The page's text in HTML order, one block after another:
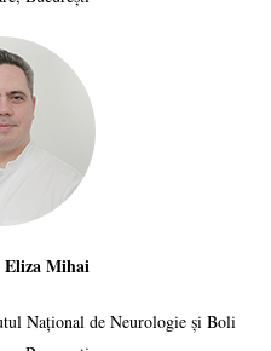
Eliza Mihai
Național de Neurologie și Boli